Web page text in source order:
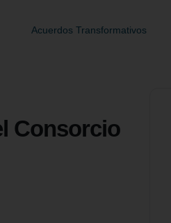
Acuerdos Transformativos
Consorcio